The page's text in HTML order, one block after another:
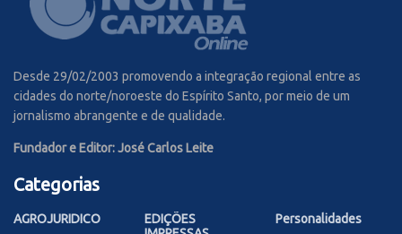
Desde 29/02/2003 promovendo a integração regional entre as
cidades do norte/noroeste do Espírito Santo, por meio de um
jornalismo abrangente e de qualidade.
Fundador e Editor: José Carlos Leite
Categorias
AGROJURIDICO
EDIÇÕES
Personalidades